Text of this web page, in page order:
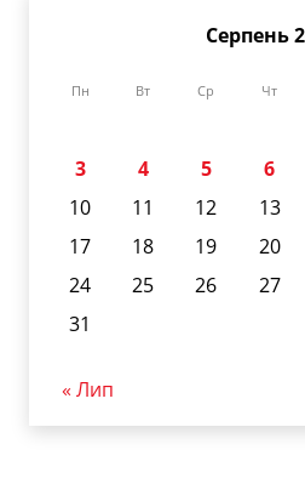
Серпень
Пн Вт Ср Чт
3
4 5 6
10
11 12 13
17
18 19 20
24
25 26 27
31
« Лип